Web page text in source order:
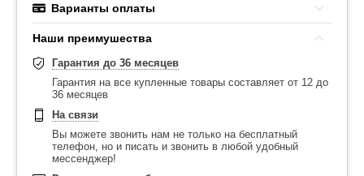
Варианты оплаты
Наши преимушества
Гарантия до 36 месяцев
Гарантия на все купленные товары составляет от 12 до
36 месяцев
На связи
Вы можете звонить нам не только на бесплатный
телефон, но и писать и звонить в любой удобный
мессенджер!